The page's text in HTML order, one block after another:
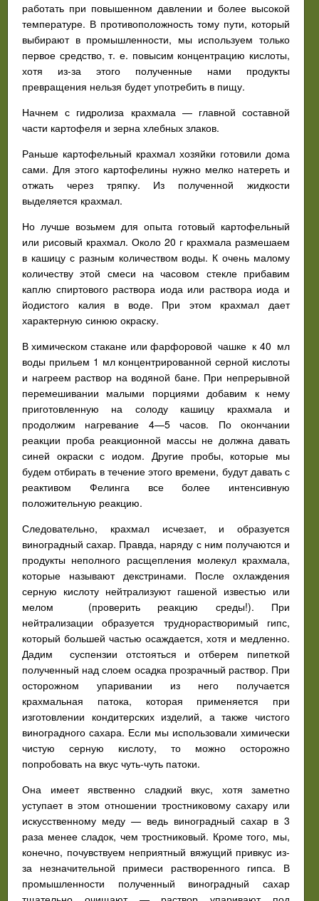
работать при повышенном давлении и более высокой
температуре. В противоположность тому пути, который
выбирают в промышленности, мы используем только
первое средство, т. е. повысим концентрацию кислоты,
хотя из-за этого полученные нами продукты
превращения нельзя будет употребить в пищу.
Начнем с гидролиза крахмала — главной составной
части картофеля и зерна хлебных злаков.
Раньше картофельный крахмал хозяйки готовили дома
сами. Для этого картофелины нужно мелко натереть и
отжать через тряпку. Из полученной жидкости
выделяется крахмал.
Но лучше возьмем для опыта готовый картофельный
или рисовый крахмал. Около 20 г крахмала размешаем
в кашицу с разным количеством воды. К очень малому
количеству этой смеси на часовом стекле прибавим
каплю спиртового раствора иода или раствора иода и
йодистого калия в воде. При этом крахмал дает
характерную синюю окраску.
В химическом стакане или фарфоровой чашке к 40 мл
воды прильем 1 мл концентрированной серной кислоты
и нагреем раствор на водяной бане. При непрерывной
перемешивании малыми порциями добавим к нему
приготовленную на солоду кашицу крахмала и
продолжим нагревание 4—5 часов. По окончании
реакции проба реакционной массы не должна давать
синей окраски с иодом. Другие пробы, которые мы
будем отбирать в течение этого времени, будут давать с
реактивом Фелинга все более интенсивную
положительную реакцию.
Следовательно, крахмал исчезает, и образуется
виноградный сахар. Правда, наряду с ним получаются и
продукты неполного расщепления молекул крахмала,
которые называют декстринами. После охлаждения
серную кислоту нейтрализуют гашеной известью или
мелом (проверить реакцию среды!). При
нейтрализации образуется труднорастворимый гипс,
который большей частью осаждается, хотя и медленно.
Дадим суспензии отстояться и отберем пипеткой
полученный над слоем осадка прозрачный раствор. При
осторожном упаривании из него получается
крахмальная патока, которая применяется при
изготовлении кондитерских изделий, а также чистого
виноградного сахара. Если мы использовали химически
чистую серную кислоту, то можно осторожно
попробовать на вкус чуть-чуть патоки.
Она имеет явственно сладкий вкус, хотя заметно
уступает в этом отношении тростниковому сахару или
искусственному меду — ведь виноградный сахар в 3
раза менее сладок, чем тростниковый. Кроме того, мы,
конечно, почувствуем неприятный вяжущий привкус из-
за незначительной примеси растворенного гипса. В
промышленности полученный виноградный сахар